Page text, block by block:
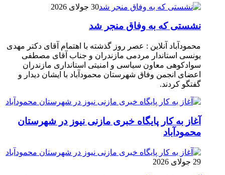
30 جولای 2026
نشستی که به وفاق منجر شد
محمودآباد آنلاین : عصر روز گذشته با اهتمام آقای دکتر مهدی
یونسی استاندار مردمی مازندران و جناب آقای مصطفی
سوادکوهی معاون سیاسی و امنیتی استانداری مازندران
اعضای انجمن وفاق شهرستان محمودآباد با ایشان دیدار و
گفتگو کردند.
آغاز به کار پایگاه خبری مازنی نیوز در شهرستان
محمودآباد
29 جولای 2026